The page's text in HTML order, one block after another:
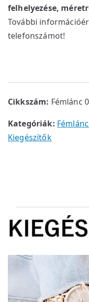
felhelyezése,
További
telefonszámot!
Cikkszám: Fémlánc
Kategóriák:
Kiegészítők